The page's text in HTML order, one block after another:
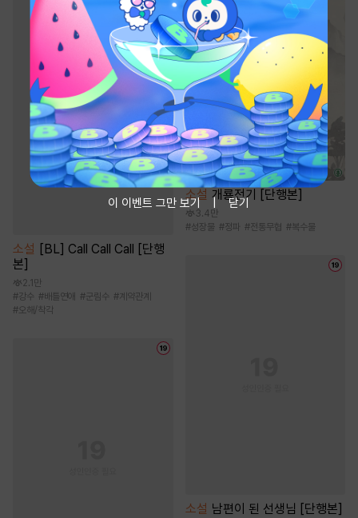
소설 [BL] Call Call Call [단행
본]
2.1만
#강수 #배틀연애 #군림수 # 계약관계
#오해/착각
소설 개룡전기 [단행본]
3.4만
#성장물 #정파 #전통무협 #복수물
소설 남편이 된 선생님 [단행본]
이 이벤트 그만 보기 닫기